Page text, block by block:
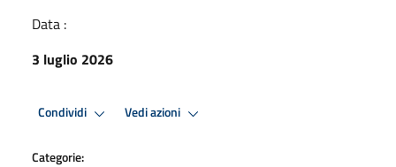
Data :
3 luglio 2026
Condividi Vedi azioni
Categorie: